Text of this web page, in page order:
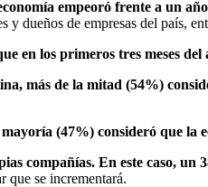
empeoró frente a un
y dueños de empresas del país,
en los primeros tres meses del
más de la mitad (54%)
(47%) consideró que la
compañías. En este caso,
que se incrementará.